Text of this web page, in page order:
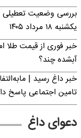
بررسی وضعیت تعطیلی
یکشنبه ۱۸ مرداد ۱۴۰۵
آبشده چند؟
خبر داغ رسید |
تامین اجتماعی پاسخ
دعوای داغ